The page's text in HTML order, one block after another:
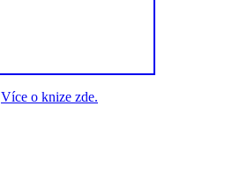
Více o knize zde.